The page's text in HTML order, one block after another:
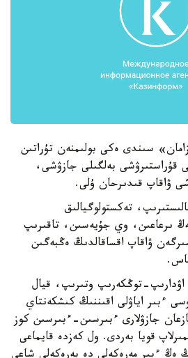
سىندى ەكى بولىمنەن تۇراتىن
قۇراستىرۋشى بەلگىلى جازۋشى،
ۋاقاپ قىدىرحان ۇلى.
تەكستولوگيالىق
ىرعاعىن، وي جۇيەسىن، تاقىرىپ
ۋاقاپ اقساقالدىڭ ەڭبەگىن
اۋدارىپ-توڭكەرىپ وتىرىپ، قيال
ءبىر اياۋلى اقىننىڭ كىشكەنتاي
جازۋلارى ءبىرسىن-ءبىرسىن كوز
قويا بەردى. ول كەزدە قايماعى